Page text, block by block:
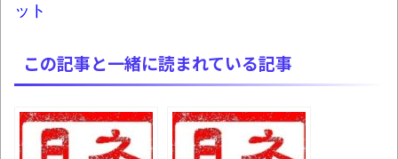
ット
この記事と一緒に読まれている記事